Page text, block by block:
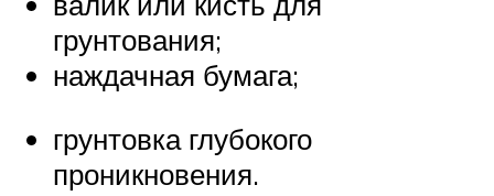
грунтования;
наждачная бумага;
грунтовка глубокого
проникновения.